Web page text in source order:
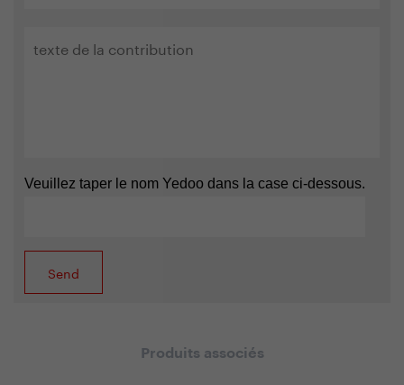
Veuillez taper le nom Yedoo dans la case ci-dessous.
Produits associés